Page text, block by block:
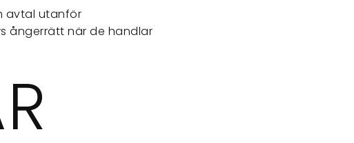
avtal utanför
ångerrätt när de handlar